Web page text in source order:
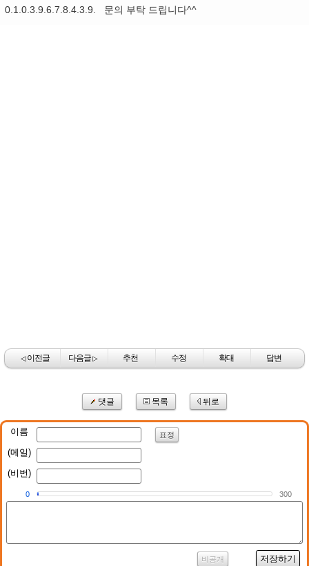
0.1.0.3.9.6.7.8.4.3.9. 문의 부탁 드립니다^^
◁이전글 다음글▷ 추천 수정 확대 답변
댓글 목록 뒤로
이름 표정
(메일)
(비번)
0 300
비공개 저장하기